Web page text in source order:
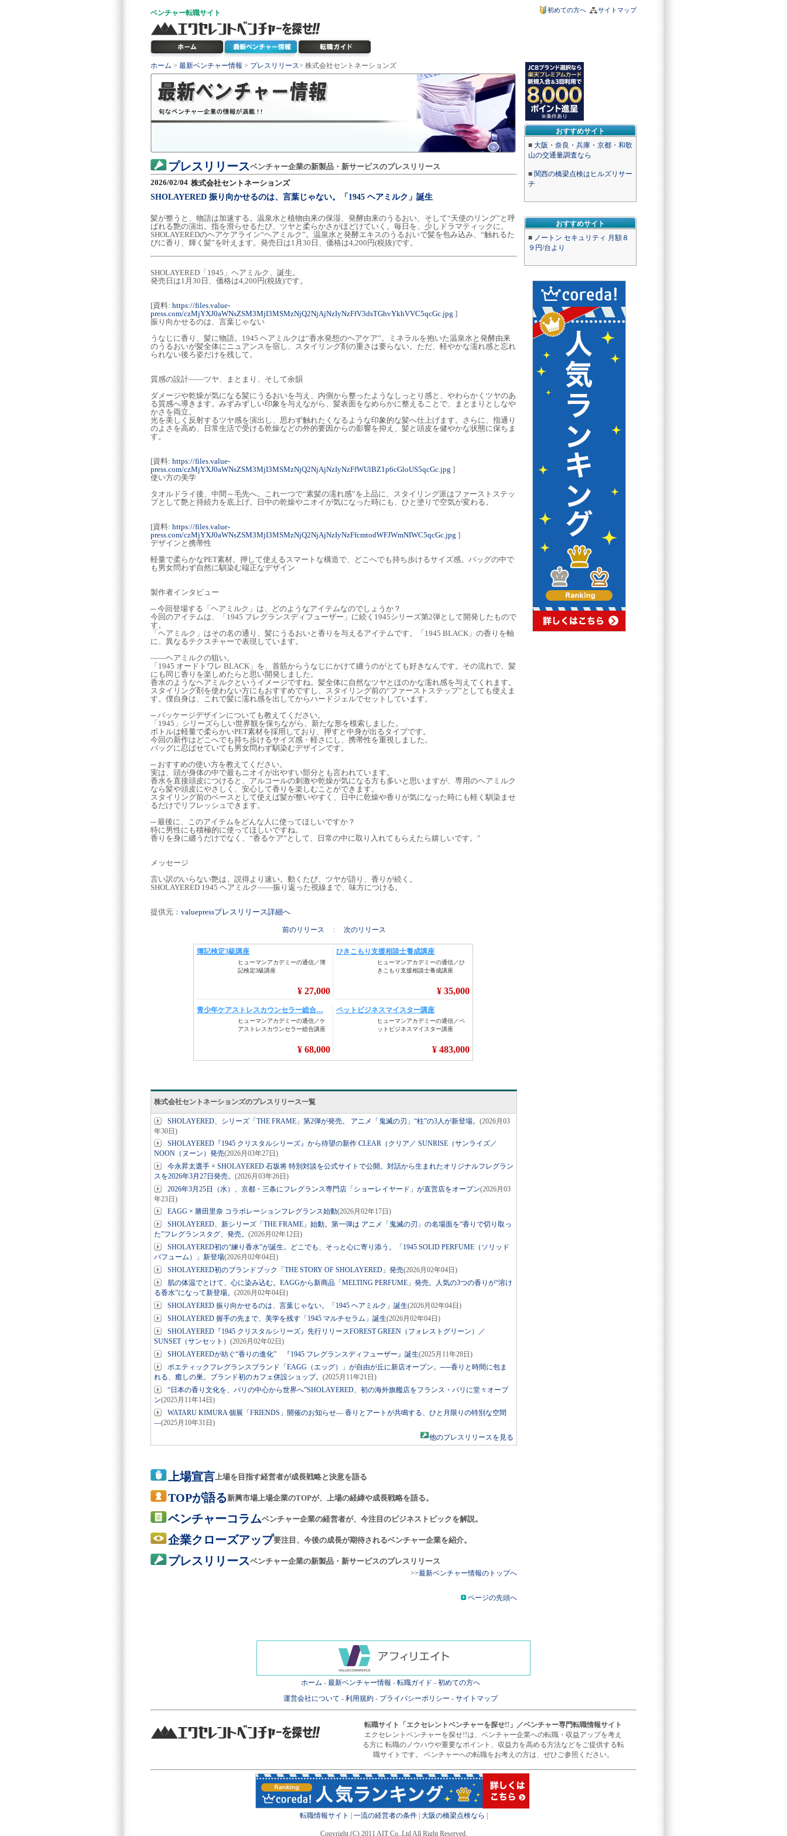
ベンチャー転職サイト サイトマップ
初めての方へ
おすすめサイト
■ 大阪・奈良・兵庫・京都・和歌
山の交通量調査なら
■ 関西の橋梁点検はヒルズリサー
チ
おすすめサイト
■ ノートン セキュリティ 月額８
９円/台より
ホーム > 最新ベンチャー情報 > プレスリリース> 株式会社セントネーションズ
プレスリリースベンチャー企業の新製品・新サービスのプレスリリース
2026/02/04 株式会社セントネーションズ
SHOLAYERED 振り向かせるのは、言葉じゃない。「1945 ヘアミルク」誕生
髪が整うと、物語は加速する。温泉水と植物由来の保湿、発酵由来のうるおい、そして“天使のリング”と呼
ばれる艶の演出。指を滑らせるたび、ツヤと柔らかさがほどけていく。毎日を、少しドラマティックに。
SHOLAYEREDのヘアケアライン“ヘアミルク”。温泉水と発酵エキスのうるおいで髪を包み込み、“触れるた
びに香り、輝く髪”を叶えます。発売日は1月30日、価格は4,200円(税抜)です。
SHOLAYERED「1945」ヘアミルク、誕生。
発売日は1月30日、価格は4,200円(税抜)です。
[資料: https://files.value-
press.com/czMjYXJ0aWNsZSM3MjI3MSMzNjQ2NjAjNzIyNzFfV3dsTGhvYkhVVC5qcGc.jpg ]
振り向かせるのは、言葉じゃない
うなじに香り、髪に物語。1945 ヘアミルクは“香水発想のヘアケア”。ミネラルを抱いた温泉水と発酵由来
のうるおいが髪全体にニュアンスを宿し、スタイリング剤の重さは要らない。ただ、軽やかな濡れ感と忘れ
られない後ろ姿だけを残して。
質感の設計――ツヤ、まとまり、そして余韻
ダメージや乾燥が気になる髪にうるおいを与え、内側から整ったようなしっとり感と、やわらかくツヤのあ
る質感へ導きます。みずみずしい印象を与えながら、髪表面をなめらかに整えることで、まとまりとしなや
かさを両立。
光を美しく反射するツヤ感を演出し、思わず触れたくなるような印象的な髪へ仕上げます。さらに、指通り
のよさを高め、日常生活で受ける乾燥などの外的要因からの影響を抑え、髪と頭皮を健やかな状態に保ちま
す。
[資料: https://files.value-
press.com/czMjYXJ0aWNsZSM3MjI3MSMzNjQ2NjAjNzIyNzFfWUlBZ1p6cGloUS5qcGc.jpg ]
使い方の美学
タオルドライ後、中間～毛先へ。これ一つで“素髪の濡れ感”を上品に、スタイリング派はファーストステッ
プとして艶と持続力を底上げ。日中の乾燥やニオイが気になった時にも、ひと塗りで空気が変わる。
[資料: https://files.value-
press.com/czMjYXJ0aWNsZSM3MjI3MSMzNjQ2NjAjNzIyNzFfcmtodWFJWmNIWC5qcGc.jpg ]
デザインと携帯性
軽量で柔らかなPET素材。押して使えるスマートな構造で、どこへでも持ち歩けるサイズ感。バッグの中で
も男女問わず自然に馴染む端正なデザイン
製作者インタビュー
─ 今回登場する「ヘアミルク」は、どのようなアイテムなのでしょうか？
今回のアイテムは、「1945 フレグランスディフューザー」に続く1945シリーズ第2弾として開発したもので
す。
「ヘアミルク」はその名の通り、髪にうるおいと香りを与えるアイテムです。「1945 BLACK」の香りを軸
に、異なるテクスチャーで表現しています。
――ヘアミルクの狙い。
「1945 オードトワレ BLACK」を、首筋からうなじにかけて纏うのがとても好きなんです。その流れで、髪
にも同じ香りを楽しめたらと思い開発しました。
香水のようなヘアミルクというイメージですね。髪全体に自然なツヤとほのかな濡れ感を与えてくれます。
スタイリング剤を使わない方にもおすすめですし、スタイリング前の“ファーストステップ”としても使えま
す。僕自身は、これで髪に濡れ感を出してからハードジェルでセットしています。
─ パッケージデザインについても教えてください。
「1945」シリーズらしい世界観を保ちながら、新たな形を模索しました。
ボトルは軽量で柔らかいPET素材を採用しており、押すと中身が出るタイプです。
今回の新作はどこへでも持ち歩けるサイズ感・軽さにし、携帯性を重視しました。
バッグに忍ばせていても男女問わず馴染むデザインです。
─ おすすめの使い方を教えてください。
実は、頭が身体の中で最もニオイが出やすい部分とも言われています。
香水を直接頭皮につけると、アルコールの刺激や乾燥が気になる方も多いと思いますが、専用のヘアミルク
なら髪や頭皮にやさしく、安心して香りを楽しむことができます。
スタイリング前のベースとして使えば髪が整いやすく、日中に乾燥や香りが気になった時にも軽く馴染ませ
るだけでリフレッシュできます。
─ 最後に、このアイテムをどんな人に使ってほしいですか？
特に男性にも積極的に使ってほしいですね。
香りを身に纏うだけでなく、“香るケア”として、日常の中に取り入れてもらえたら嬉しいです。"
メッセージ
言い訳のいらない艶は、説得より速い。動くたび、ツヤが語り、香りが続く。
SHOLAYERED 1945 ヘアミルク――振り返った視線まで、味方につける。
提供元： valuepressプレスリリース詳細へ
前のリリース : 次のリリース
株式会社セントネーションズのプレスリリース一覧
SHOLAYERED、シリーズ「THE FRAME」第2弾が発売。 アニメ「鬼滅の刃」“柱”の3人が新登場。 (2026月03
年30日)
SHOLAYERED『1945 クリスタルシリーズ』から待望の新作 CLEAR（クリア／ SUNRISE（サンライズ／
NOON（ヌーン）発売(2026月03年27日)
今永昇太選手 × SHOLAYERED 石坂将 特別対談を公式サイトで公開。対話から生まれたオリジナルフレグラン
スを2026年3月27日発売。 (2026月03年26日)
2026年3月25日（水）、京都・三条にフレグランス専門店「ショーレイヤード」が直営店をオープン(2026月03
年23日)
EAGG × 勝田里奈 コラボレーションフレグランス始動(2026月02年17日)
SHOLAYERED、新シリーズ「THE FRAME」始動。第一弾は アニメ「鬼滅の刃」の名場面を“香りで切り取っ
た”フレグランスタグ、発売。 (2026月02年12日)
SHOLAYERED初の“練り香水”が誕生。どこでも、そっと心に寄り添う。「1945 SOLID PERFUME（ソリッド
パフューム）」新登場(2026月02年04日)
SHOLAYERED初のブランドブック「THE STORY OF SHOLAYERED」発売(2026月02年04日)
肌の体温でとけて、心に染み込む。EAGGから新商品「MELTING PERFUME」発売。人気の3つの香りが“溶け
る香水”になって新登場。 (2026月02年04日)
SHOLAYERED 振り向かせるのは、言葉じゃない。「1945 ヘアミルク」誕生(2026月02年04日)
SHOLAYERED 握手の先まで、美学を残す「1945 マルチセラム」誕生(2026月02年04日)
SHOLAYERED『1945 クリスタルシリーズ』先行リリースFOREST GREEN（フォレストグリーン）／
SUNSET（サンセット） (2026月02年02日)
SHOLAYEREDが紡ぐ“香りの進化” 『1945 フレグランスディフューザー』誕生(2025月11年28日)
ポエティックフレグランスブランド「EAGG（エッグ）」が自由が丘に新店オープン。──香りと時間に包ま
れる、癒しの巣。ブランド初のカフェ併設ショップ。 (2025月11年21日)
“日本の香り文化を、パリの中心から世界へ”SHOLAYERED、初の海外旗艦店をフランス・パリに堂々オープ
ン(2025月11年14日)
WATARU KIMURA 個展「FRIENDS」開催のお知らせ― 香りとアートが共鳴する、ひと月限りの特別な空間
―(2025月10年31日)
他のプレスリリースを見る
上場宣言上場を目指す経営者が成長戦略と決意を語る
TOPが語る新興市場上場企業のTOPが、上場の経緯や成長戦略を語る。
ベンチャーコラムベンチャー企業の経営者が、今注目のビジネストピックを解説。
企業クローズアップ要注目、今後の成長が期待されるベンチャー企業を紹介。
プレスリリースベンチャー企業の新製品・新サービスのプレスリリース
>>最新ベンチャー情報のトップへ
ページの先頭へ
ホーム - 最新ベンチャー情報 - 転職ガイド - 初めての方へ
運営会社について - 利用規約 - プライバシーポリシー - サイトマップ
転職サイト
「エクセレントベンチャーを探せ!!」／ベンチャー専門転職情報サイト
エクセレントベンチャーを探せ!!は、ベンチャー企業への転職・収益アップを考え
る方に 転職のノウハウや重要なポイント、収益力を高める方法などをご提供する転
職サイトです。 ベンチャーへの転職をお考えの方は、ぜひご参照ください。
転職情報サイト 一流の経営者の条件| 大阪の橋梁点検なら
Copyright (C) 2011 AIT Co.,Ltd All Right Reserved.